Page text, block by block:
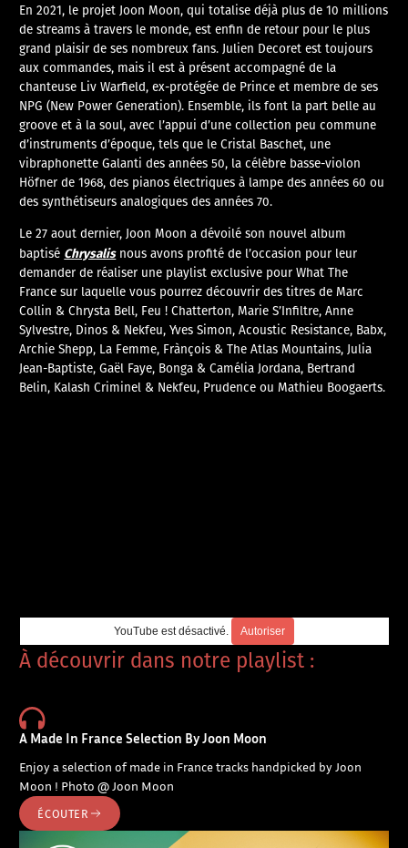
En 2021, le projet Joon Moon, qui totalise déjà plus de 10 millions
de streams à travers le monde, est enfin de retour pour le plus
grand plaisir de ses nombreux fans. Julien Decoret est toujours
aux commandes, mais il est à présent accompagné de la
chanteuse Liv Warfield, ex-protégée de Prince et membre de ses
NPG (New Power Generation). Ensemble, ils font la part belle au
groove et à la soul, avec l’appui d’une collection peu commune
d’instruments d’époque, tels que le Cristal Baschet, une
vibraphonette Galanti des années 50, la célèbre basse-violon
Höfner de 1968, des pianos électriques à lampe des années 60 ou
des synthétiseurs analogiques des années 70.
Le 27 aout dernier, Joon Moon a dévoilé son nouvel album
baptisé Chrysalisnous avons profité de l’occasion pour leur
demander de réaliser une playlist exclusive pour What The
France sur laquelle vous pourrez découvrir des titres de Marc
Collin & Chrysta Bell, Feu ! Chatterton, Marie S’Infiltre, Anne
Sylvestre, Dinos & Nekfeu, Yves Simon, Acoustic Resistance, Babx,
Archie Shepp, La Femme, Frànçois & The Atlas Mountains, Julia
Jean-Baptiste, Gaël Faye, Bonga & Camélia Jordana, Bertrand
Belin, Kalash Criminel & Nekfeu, Prudence ou Mathieu Boogaerts.
YouTube est désactivé. Autoriser
À découvrir dans notre playlist :
A Made In France Selection By Joon Moon
Enjoy a selection of made in France tracks handpicked by Joon
Moon ! Photo @ Joon Moon
ÉCOUTER